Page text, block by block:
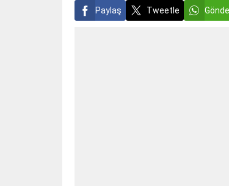
Paylaş Tweetle